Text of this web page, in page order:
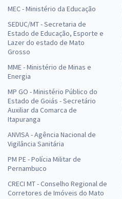
MEC - Ministério da Educação
SEDUC/MT - Secretaria de
Estado de Educação, Esporte e
Lazer do estado de Mato
Grosso
MME - Ministério de Minas e
Energia
MP GO - Ministério Público do
Estado de Goiás - Secretário
Auxiliar da Comarca de
Itapuranga
ANVISA - Agência Nacional de
Vigilância Sanitária
PM PE - Polícia Militar de
Pernambuco
CRECI MT - Conselho Regional de
Corretores de Imóveis do Mato